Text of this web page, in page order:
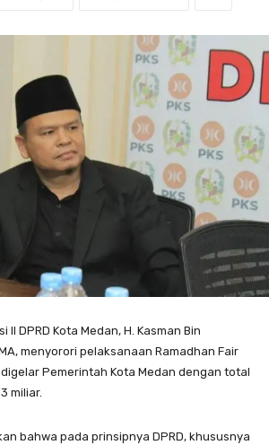
II DPRD Kota Medan, H. Kasman Bin
menyorori pelaksanaan Ramadhan Fair
Pemerintah Kota Medan dengan total
miliar.
bahwa pada prinsipnya DPRD, khususnya